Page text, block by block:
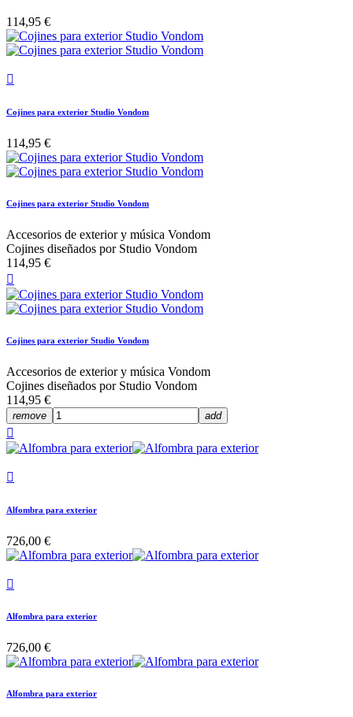
114,95 €

Cojines para exterior Studio Vondom
114,95 €
Cojines para exterior Studio Vondom
Accesorios de exterior y música Vondom
Cojines diseñados por Studio Vondom
114,95 €

Cojines para exterior Studio Vondom
Accesorios de exterior y música Vondom
Cojines diseñados por Studio Vondom
114,95 €
remove add


Alfombra para exterior
726,00 €

Alfombra para exterior
726,00 €
Alfombra para exterior